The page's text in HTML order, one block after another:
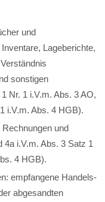
und
Lageberichte,
sonstigen
Nr. 1 i.V.m. Abs. 3 AO,
i.V.m. Abs. 4 HGB).
und
4a i.V.m. Abs. 3 Satz 1
4 HGB).
empfangene Handels-
abgesandten